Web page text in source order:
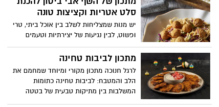
ברוטב עגבניות ושום עשיר
סלט אטריות וקציצות טונה
יש מנות שמצליחות לשלב בין אוכל ביתי, טרי
ופשוט, לבין נגיעות של יצירתיות וטעמים
מפתיעים. השף הידוע אבי ביטון משתף מתכון
להכנת סלט אטריות וקציצות. זאת במסגרת
שיצרו יחד מנה טעימה לקלילה להכנה,
מתכון לביבות טחינה
לרגל חנוכה מתכון מקורי ומיוחד שמחמם את
הלב והמטבח: לביבות טחינה כתומות
המשלבות בין מתיקות טבעית של בטטה